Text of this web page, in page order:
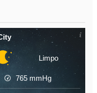
Limpo
765 mmHg